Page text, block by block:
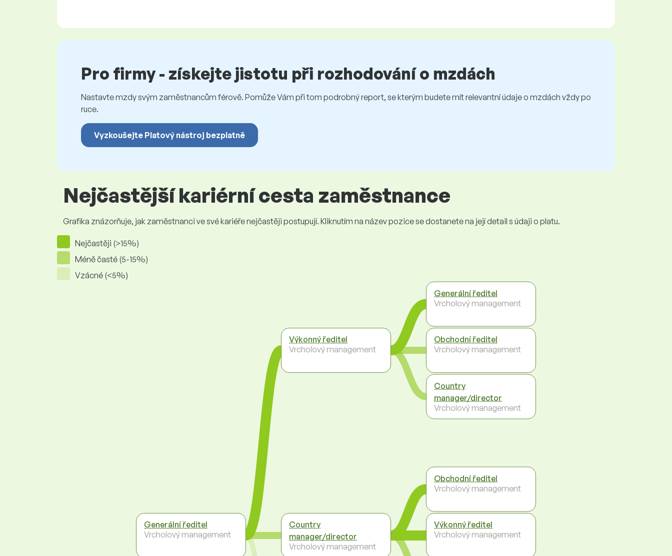
Pro firmy - získejte jistotu při rozhodování o mzdách
Nastavte mzdy svým zaměstnancům férově. Pomůže Vám při tom podrobný report, se kterým budete mít relevantní údaje o mzdách vždy po
ruce.
Vyzkoušejte Platový nástroj bezplatně
Nejčastější kariérní cesta zaměstnance
Grafika znázorňuje, jak zaměstnanci ve své kariéře nejčastěji postupují. Kliknutím na název pozice se dostanete na její detail s údaji o platu.
Nejčastěji (>15%)
Méně časté (5-15%)
Vzácné (<5%)
Generální ředitel
Vrcholový management
Výkonný ředitel
Vrcholový management
Country
manager/director
Vrcholový management
Generální ředitel
Vrcholový management
Obchodní ředitel
Vrcholový management
Country
manager/director
Vrcholový management
Obchodní ředitel
Vrcholový management
Výkonný ředitel
Vrcholový management